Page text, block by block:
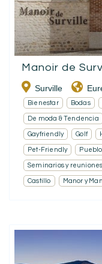
Manoir de
Surville
Bienestar Bodas
De moda & Tendencia
Gayfriendly Golf
Pet-Friendly Pueblo
Seminarios y reuniones
Castillo Manor y